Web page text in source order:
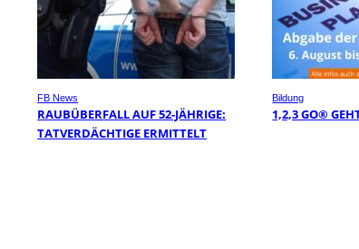
FB News
RAUBÜBERFALL AUF 52-JÄHRIGE:
TATVERDÄCHTIGE ERMITTELT
Bildung
1,2,3 GO®